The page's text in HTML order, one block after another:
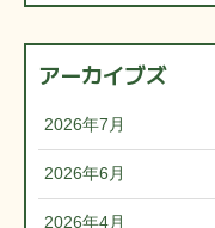
アーカイブズ
2026年7月
2026年6月
2026年4月